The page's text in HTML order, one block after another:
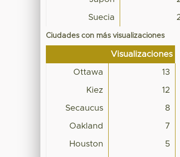
Suecia
Ciudades con más visualizaciones
Visualizaciones
Ottawa 13
Kiez 12
Secaucus 8
Oakland 7
Houston 5